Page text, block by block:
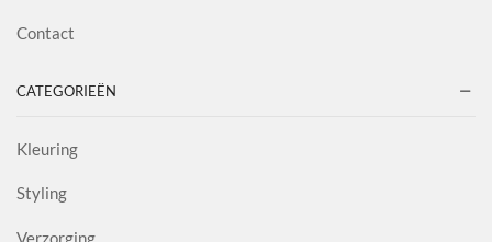
Contact
CATEGORIEËN
Kleuring
Styling
Verzorging